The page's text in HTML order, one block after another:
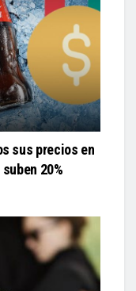
sus precios en
20%